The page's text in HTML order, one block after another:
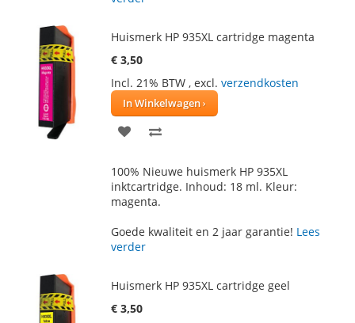
Huismerk HP 935XL cartridge magenta
€ 3,50
Incl. 21% BTW , excl. verzendkosten
In Winkelwagen
VOEG
AAN
VERLANGLIJST
TE
100% Nieuwe huismerk HP 935XL
inktcartridge. Inhoud: 18 ml. Kleur:
magenta.
Goede kwaliteit en 2 jaar garantie! Lees
verder
Huismerk HP 935XL cartridge geel
€ 3,50